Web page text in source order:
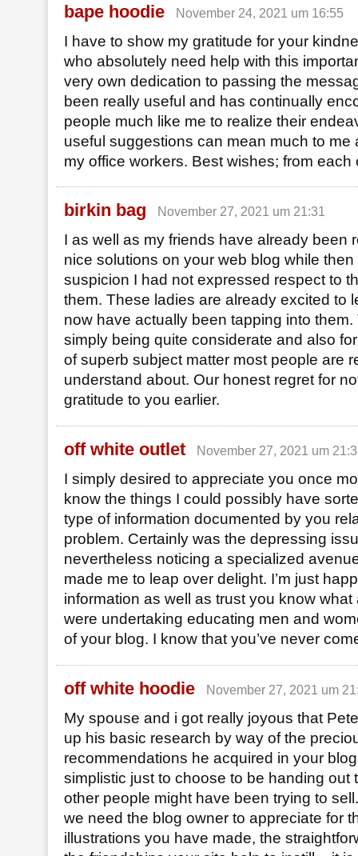
bape hoodie November 24, 2021 um 16:55
I have to show my gratitude for your
who absolutely need help with this
very own dedication to passing the
been really useful and has continually
people much like me to realize their
useful suggestions can mean much to me
my office workers. Best wishes; from each
birkin bag November 27, 2021 um 21:31
I as well as my friends have already been
nice solutions on your web blog while
suspicion I had not expressed respect to
them. These ladies are already excited to
now have actually been tapping into
simply being quite considerate and also
of superb subject matter most people are
understand about. Our honest regret for
gratitude to you earlier.
off white outlet November 27, 2021 um
I simply desired to appreciate you once
know the things I could possibly have
type of information documented by you
problem. Certainly was the depressing
nevertheless noticing a specialized
made me to leap over delight. I’m just
information as well as trust you know what
were undertaking educating men and
of your blog. I know that you’ve never
off white hoodie November 27, 2021 um
My spouse and i got really joyous that
up his basic research by way of the
recommendations he acquired in your
simplistic just to choose to be handing out
other people might have been trying to
we need the blog owner to appreciate for
illustrations you have made, the